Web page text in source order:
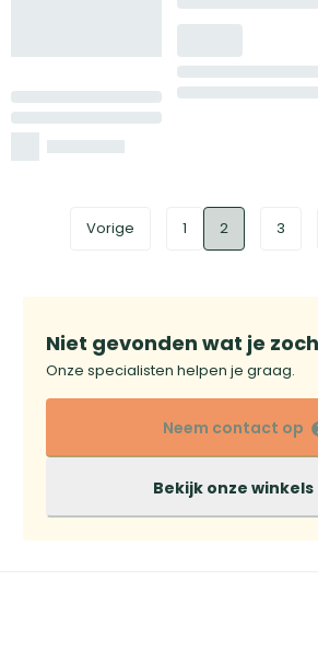
Vorige 1 2 3
Niet gevonden wat je
Onze specialisten helpen je graag.
Neem contact op
Bekijk onze winkels